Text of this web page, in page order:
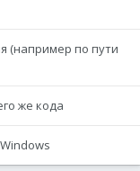
(например по пути
же кода